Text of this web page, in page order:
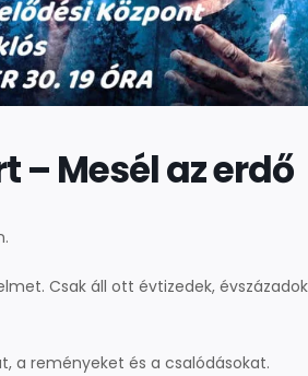
– Mesél az erdő
Csak áll ott évtizedek,
a reményeket és a csalódásokat.